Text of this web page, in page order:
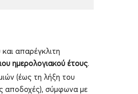
απαρέγκλιτη
ημερολογιακού έτους.
(έως τη λήξη του
αποδοχές), σύμφωνα με